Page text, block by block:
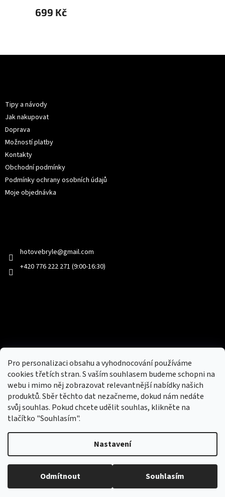
Pro personalizaci obsahu a vyhodnocování používáme
cookies třetích stran. S vaším souhlasem budeme schopni na
webu i mimo něj zobrazovat relevantnější nabídky našich
produktů. Sběr těchto dat nezačneme, dokud nám nedáte
svůj souhlas. Pokud chcete udělit souhlas, klikněte na
tlačítko "Souhlasím".
Nastavení
Odmítnout Souhlasím
699 Kč
Tipy a návody
Jak nakupovat
Doprava
Možností platby
Kontakty
Obchodní podmínky
Podmínky ochrany osobních údajů
Moje objednávka
hotovebryle@gmail.com
+420 776 222 271 (9:00-16:30)
Nový obchod s batohy, cestovními zavazadly, tašky a peněženky
Copyright 2026hotovebryle.cz
. Všechna práva